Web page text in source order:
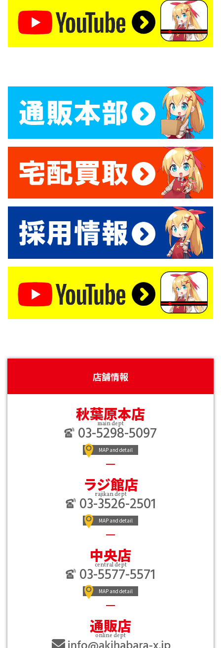
店舗情報
秋葉原本店
main dept
03-5298-5097
MAP and detail
ラジ館店
rajikan dept
03-3526-2501
MAP and detail
中央店
central dept
03-5577-5571
MAP and detail
通販店
online dept